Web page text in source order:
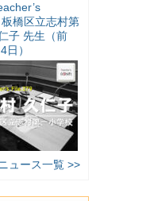
板橋区立志村第
子 先生（前
）
ュース一覧 >>